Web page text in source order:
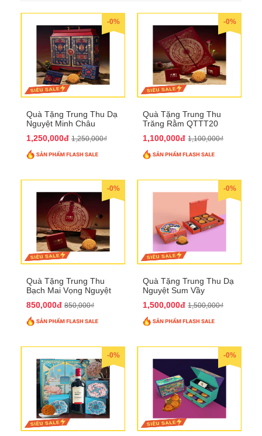
-0%
Quà Tặng Trung Thu Dạ
Nguyệt Minh Châu
1,250,000đ 1,250,000₫
-0%
Quà Tặng Trung Thu
Trăng Rằm QTTT20
1,100,000đ 1,100,000₫
-0%
Quà Tặng Trung Thu
Bạch Mai Vọng Nguyệt
850,000đ 850,000₫
-0%
Quà Tặng Trung Thu Dạ
Nguyệt Sum Vầy
1,500,000đ 1,500,000₫
-0% -0%